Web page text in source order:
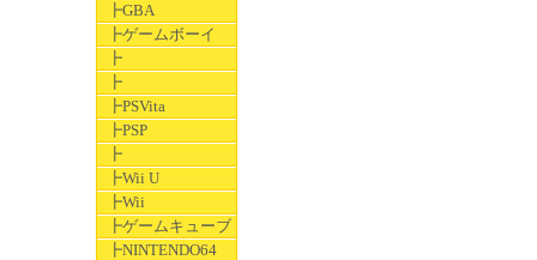
┣GBA
┣ゲームボーイ
┣
┣
┣PSVita
┣PSP
┣
┣Wii U
┣Wii
┣ゲームキューブ
┣NINTENDO64